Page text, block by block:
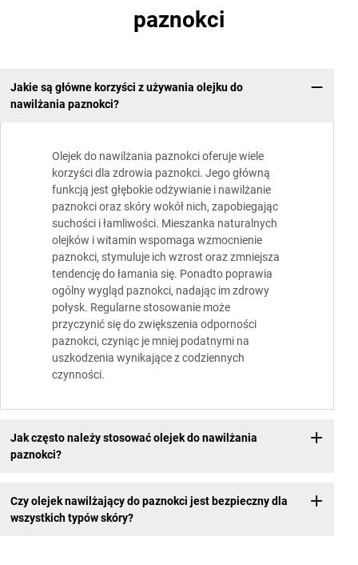
paznokci
Jakie są główne korzyści z używania olejku do
nawilżania paznokci?
Olejek do nawilżania paznokci oferuje wiele
korzyści dla zdrowia paznokci. Jego główną
funkcją jest głębokie odżywianie i nawilżanie
paznokci oraz skóry wokół nich, zapobiegając
suchości i łamliwości. Mieszanka naturalnych
olejków i witamin wspomaga wzmocnienie
paznokci, stymuluje ich wzrost oraz zmniejsza
tendencję do łamania się. Ponadto poprawia
ogólny wygląd paznokci, nadając im zdrowy
połysk. Regularne stosowanie może
przyczynić się do zwiększenia odporności
paznokci, czyniąc je mniej podatnymi na
uszkodzenia wynikające z codziennych
czynności.
Jak często należy stosować olejek do nawilżania
paznokci?
Czy olejek nawilżający do paznokci jest bezpieczny dla
wszystkich typów skóry?